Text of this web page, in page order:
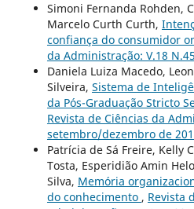
Simoni Fernanda Rohden,
Marcelo Curth Curth,
confiança do consumidor
da Administração: V.18
Daniela Luiza Macedo,
Silveira, Sistema de
da Pós-Graduação Stricto
Revista de Ciências da
setembro/dezembro de
Patrícia de Sá Freire, Kelly
Tosta, Esperidião Amin
Silva, Memória
do conhecimento , Revista